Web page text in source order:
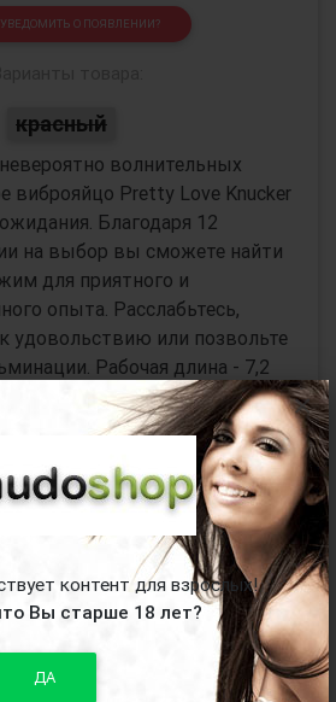
контент для взрослых!
Вы старше 18 лет?
ДА
×
УВЕДОМИТЬ О ПОЯВЛЕНИИ?
красный
волнительных
виброяйцо Pretty Love Knucker
Благодаря 12
на выбор вы сможете найти
для приятного и
опыта. Расслабьтесь,
удовольствию или позвольте
Рабочая длина - 7,2